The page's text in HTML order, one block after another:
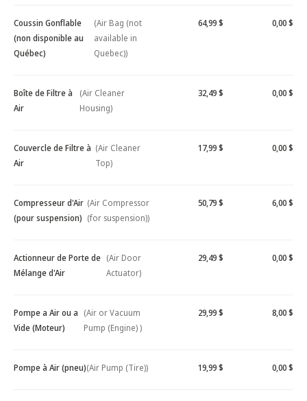
Coussin Gonflable
(non disponible au
Québec)
(Air Bag (not
available in
Quebec))
64,99 $ 0,00 $
Boîte de Filtre à
Air
(Air Cleaner
Housing)
32,49 $ 0,00 $
Couvercle de Filtre à
Air
(Air Cleaner
Top)
17,99 $ 0,00 $
Compresseur d'Air
(pour suspension)
(Air Compressor
(for suspension))
50,79 $ 6,00 $
Actionneur de Porte de
Mélange d'Air
(Air Door
Actuator)
29,49 $ 0,00 $
Pompe a Air ou a
Vide (Moteur)
(Air or Vacuum
Pump (Engine) )
29,99 $ 8,00 $
Pompe à Air (pneu)(Air Pump (Tire)) 19,99 $ 0,00 $